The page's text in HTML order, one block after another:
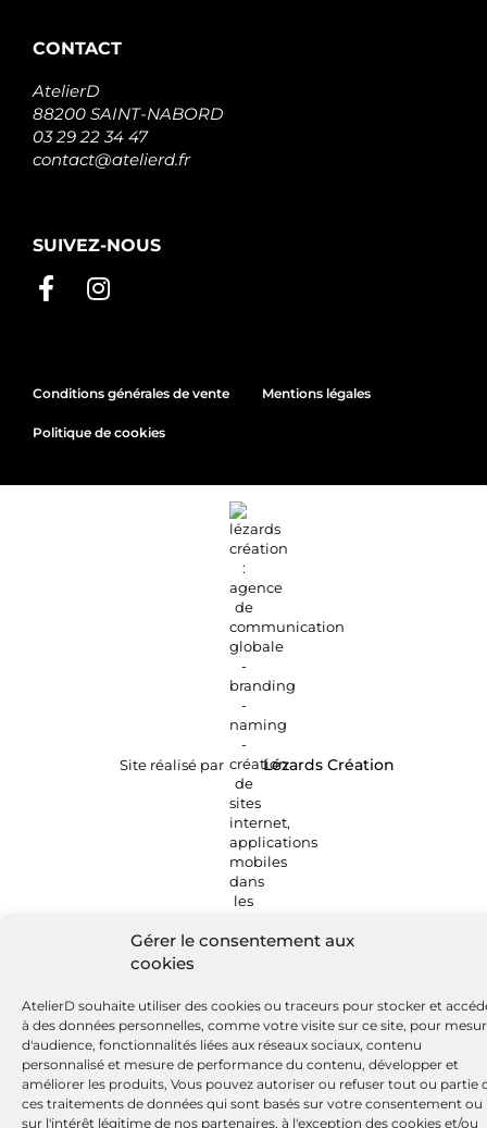
Gérer le consentement aux
cookies
AtelierD souhaite utiliser des cookies ou traceurs pour stocker et
à des données personnelles, comme votre visite sur ce site, pour
d'audience, fonctionnalités liées aux réseaux sociaux, contenu
personnalisé et mesure de performance du contenu, développer et
améliorer les produits, Vous pouvez autoriser ou refuser tout ou partie
ces traitements de données qui sont basés sur votre consentement ou
sur l'intérêt légitime de nos partenaires, à l'exception des cookies et/ou
CONTACT
AtelierD
88200 SAINT-NABORD
03 29 22 34 47
contact@atelierd.fr
SUIVEZ-NOUS
Conditions générales de vente Mentions légales
Politique de cookies
Site réalisé par Lézards Création